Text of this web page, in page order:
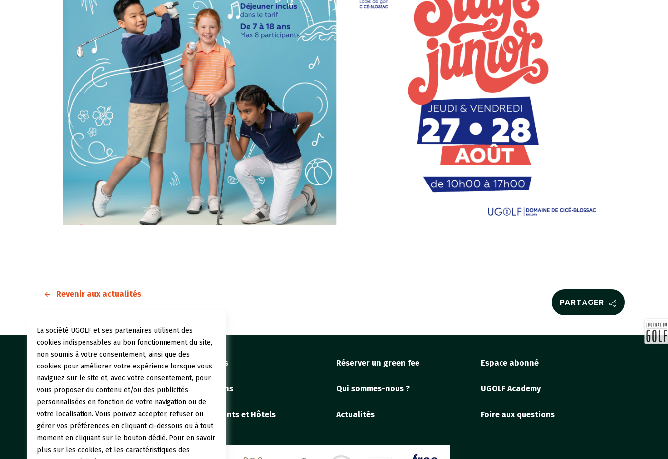
PARTAGER
Revenir aux actualités
Nos golfs Réserver un green fee Espace abonné
Initiations Qui sommes-nous ? UGOLF Academy
Restaurants et Hôtels Actualités Foire aux questions
La société UGOLF et ses partenaires utilisent des
cookies indispensables au bon fonctionnement du site,
non soumis à votre consentement, ainsi que des
cookies pour améliorer votre expérience lorsque vous
naviguez sur le site et, avec votre consentement, pour
vous proposer du contenu et/ou des publicités
personnalisées en fonction de votre navigation ou de
votre localisation. Vous pouvez accepter, refuser ou
gérer vos préférences en cliquant ci-dessous ou à tout
moment en cliquant sur le bouton dédié. Pour en savoir
plus sur les cookies, et les caractéristiques des